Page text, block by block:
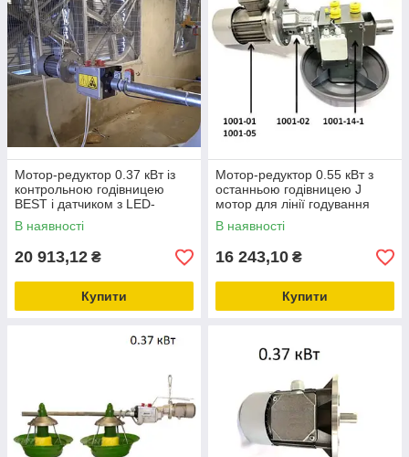
Мотор-редуктор 0.37 кВт із
контрольною годівницею
BEST і датчиком з LED-
підсвіткою для лінії годування
бройлерів
В наявності
20 913,12 ₴
Купити
Мотор-редуктор 0.55 кВт з
останньою годівницею J
мотор для лінії годування
(MINIMAX)
В наявності
16 243,10 ₴
Купити